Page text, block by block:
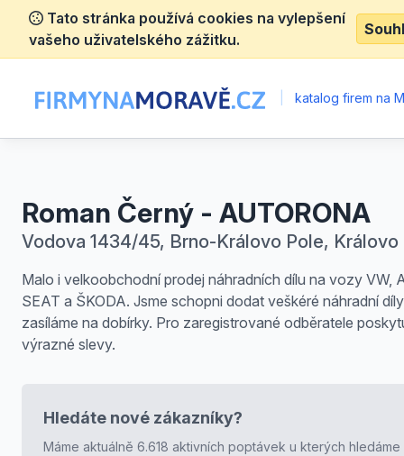
Tato stránka používá cookies na vylepšení
vašeho uživatelského zážitku.
katalog firem na
Roman Černý - AUTORONA
Vodova 1434/45, Brno-Královo Pole, Královo
Malo i velkoobchodní prodej náhradních dílu na vozy VW,
SEAT a ŠKODA. Jsme schopni dodat veškéré náhradní
zasíláme na dobírky. Pro zaregistrované odběratele
výrazné slevy.
Hledáte nové zákazníky?
Máme aktuálně 6.618 aktivních poptávek u kterých hledáme